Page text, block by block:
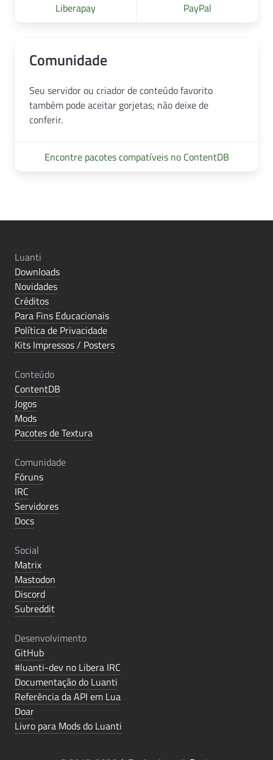
Liberapay PayPal
Comunidade
Seu servidor ou criador de conteúdo favorito
também pode aceitar gorjetas; não deixe de
conferir.
Encontre pacotes compatíveis no ContentDB
Luanti
Downloads
Novidades
Créditos
Para Fins Educacionais
Política de Privacidade
Kits Impressos / Posters
Conteúdo
ContentDB
Jogos
Mods
Pacotes de Textura
Comunidade
Fóruns
IRC
Servidores
Docs
Social
Matrix
Mastodon
Discord
Subreddit
Desenvolvimento
GitHub
#luanti-dev no Libera IRC
Documentação do Luanti
Referência da API em Lua
Doar
Livro para Mods do Luanti